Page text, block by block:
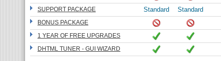
SUPPORT PACKAGE
Standard Standard
BONUS PACKAGE
1 YEAR OF FREE UPGRADES
DHTML TUNER - GUI WIZARD